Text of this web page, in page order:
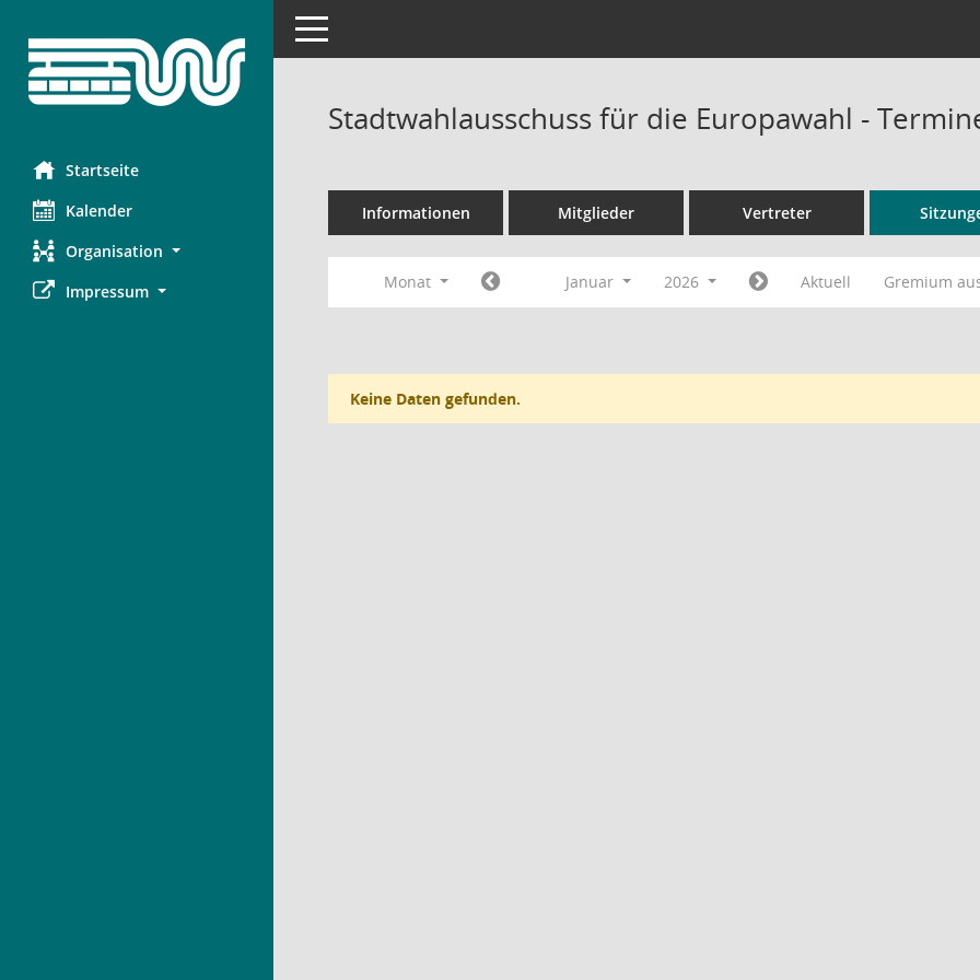
Startseite
Kalender
Organisation
Impressum
Toggle navigation
Stadtwahlausschuss für die Europawahl -
Informationen Mitglieder Vertreter
Monat Januar 2026 Aktuell Gremium
Keine Daten gefunden.